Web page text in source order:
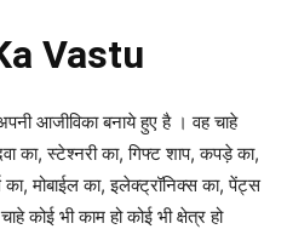
Vastu
आजीविका बनाये हुए है । वह चाहे
का, स्टेश्नरी का, गिफ्ट शाप, कपड़े का,
का, मोबाईल का, इलेक्ट्रॉनिक्स का, पेंट्स
कोई भी काम हो कोई भी क्षेत्र हो